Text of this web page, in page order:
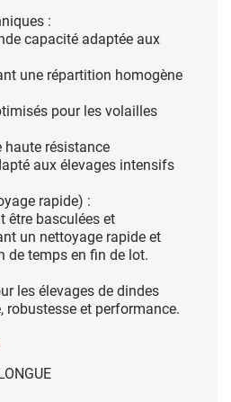
:
capacité adaptée aux
une répartition homogène
pour les volailles
haute résistance
aux élevages intensifs
rapide) :
être basculées et
un nettoyage rapide et
de temps en fin de lot.
les élevages de dindes
robustesse et performance.